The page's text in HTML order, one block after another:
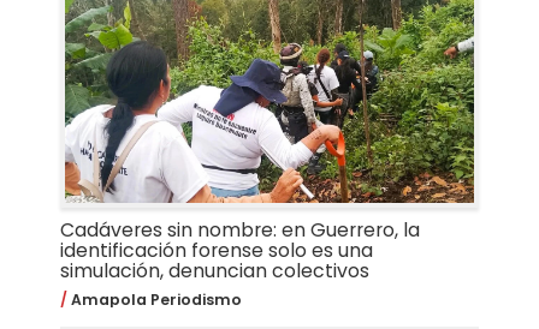
Cadáveres sin nombre: en Guerrero, la
identificación forense solo es una
simulación, denuncian colectivos
Amapola Periodismo